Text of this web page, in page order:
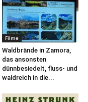
Filme
Waldbrände in Zamora,
das ansonsten
dünnbesiedelt, fluss- und
waldreich in die...